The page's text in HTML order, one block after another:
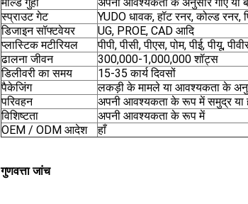
स्प्राउट गेट
YUDO धावक, हॉट रनर, कोल्ड रनर,
डिजाइन सॉफ्टवेयर
UG, PROE, CAD आदि
प्लास्टिक मटीरियल
पीपी, पीसी, पीएस, पोम, पीई, पीयू,
ढालना जीवन
300,000-1,000,000 शॉट्स
डिलीवरी का समय
15-35 कार्य दिवसों
पैकेजिंग
लकड़ी के मामले या आवश्यकता के
परिवहन
अपनी आवश्यकता के रूप में समुद्र या
विशिष्टता
अपनी आवश्यकता के रूप में
OEM / ODM आदेश
हाँ
गुणवत्ता जांच